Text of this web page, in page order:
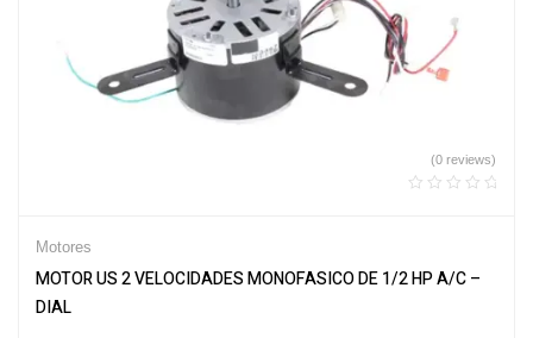
(0 reviews)
Motores
MOTOR US 2 VELOCIDADES MONOFASICO DE 1/2 HP A/C –
DIAL